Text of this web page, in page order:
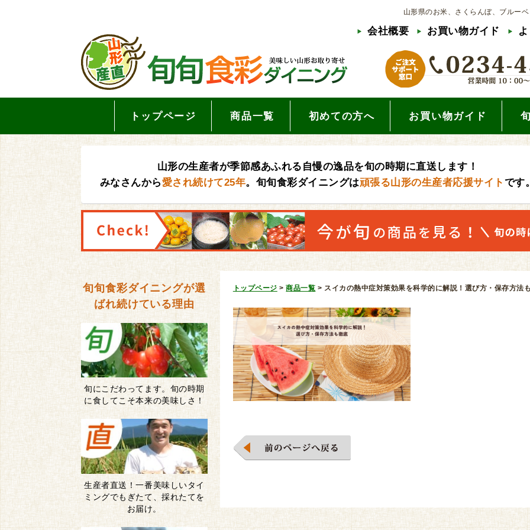
山形県のお米、さくらんぼ、ブルー
会社概要 お買い物ガイド
トップページ 商品一覧 初めての方へ お買い物ガイド
山形の生産者が季節感あふれる自慢の逸品を旬の時期に直送します！
みなさんから愛され続けて25年。旬旬食彩ダイニングは頑張る山形の生産者応援サイト です
トップページ >商品一覧 > スイカの熱中症対策効果を科学的に解説！選び方・保存方法
旬旬食彩ダイニングが選
ばれ続けている理由
旬にこだわってます。旬の時期
に食してこそ本来の美味しさ！
生産者直送！一番美味しいタイ
ミングでもぎたて、採れたてを
お届け。